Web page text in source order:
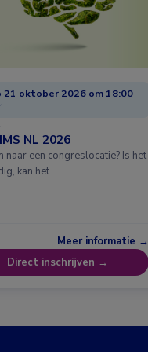
21 oktober 2026 om 18:00
NL 2026
naar een congreslocatie? Is het
kan het …
Meer informatie →
Direct inschrijven →